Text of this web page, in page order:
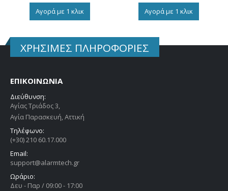
Αγορά με 1 κλικ Αγορά με 1 κλικ
ΧΡΗΣΙΜΕΣ ΠΛΗΡΟΦΟΡΙΕΣ
ΕΠΙΚΟΙΝΩΝΙΑ
Διεύθυνση:
Αγίας Τριάδος 3,
Αγία Παρασκευή, Αττική
Τηλέφωνο:
(+30) 210 60.17.000
Email:
support@alarmtech.gr
Ωράριο:
Δευ - Παρ / 09:00 - 17:00